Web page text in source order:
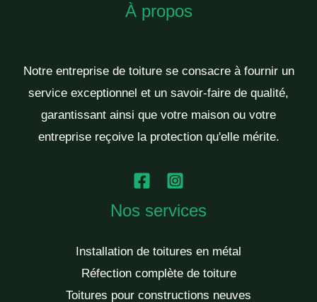
À propos
Notre entreprise de toiture se consacre à fournir un
service exceptionnel et un savoir-faire de qualité,
garantissant ainsi que votre maison ou votre
entreprise reçoive la protection qu'elle mérite.
Nos services
Installation de toitures en métal
Réfection complète de toiture
Toitures pour constructions neuves